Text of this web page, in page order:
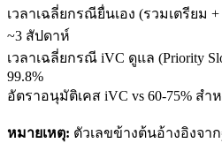
เวลาเฉลี่ยกรณียื่นเอง (รวมเตรียม
~3 สัปดาห์
เวลาเฉลี่ยกรณี iVC ดูแล (Priority
99.8%
อัตราอนุมัติเคส iVC vs 60-75% สำ
หมายเหตุ: ตัวเลขข้างต้นอ้างอิงจ